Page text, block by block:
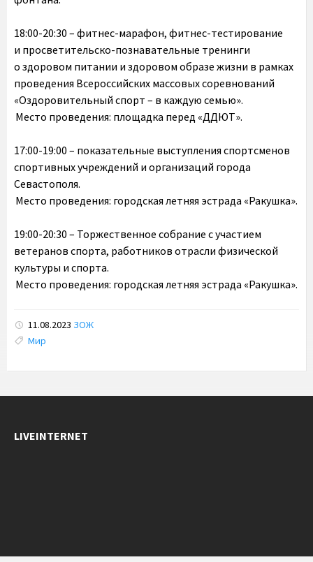
18:00-20:30 – фитнес-марафон, фитнес-тестирование
и просветительско-познавательные тренинги
о здоровом питании и здоровом образе жизни в рамках
проведения Всероссийских массовых соревнований
«Оздоровительный спорт – в каждую семью».
Место проведения: площадка перед «ДДЮТ».
17:00-19:00 – показательные выступления спортсменов
спортивных учреждений и организаций города
Севастополя.
Место проведения: городская летняя эстрада «Ракушка».
19:00-20:30 – Торжественное собрание с участием
ветеранов спорта, работников отрасли физической
культуры и спорта.
Место проведения: городская летняя эстрада «Ракушка».
11.08.2023 ЗОЖ
Tags:
Мир
LIVEINTERNET